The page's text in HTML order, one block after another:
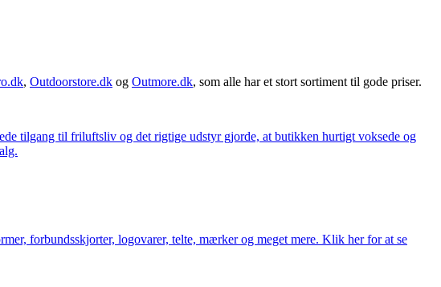
, Outdoorstore.dk og Outmore.dk, som alle har et stort sortiment til gode priser.
tilgang til friluftsliv og det rigtige udstyr gjorde, at butikken hurtigt voksede og
forbundsskjorter, logovarer, telte, mærker og meget mere. Klik her for at se